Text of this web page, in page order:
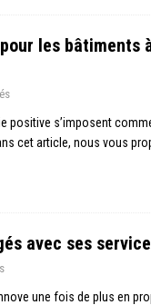
les bâtiments
positive s’imposent
cet article, nous vous
avec ses
une fois de plus en